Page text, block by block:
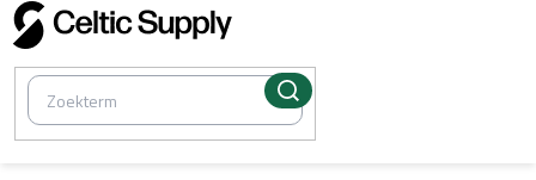
Overslaan
naar
inhoud